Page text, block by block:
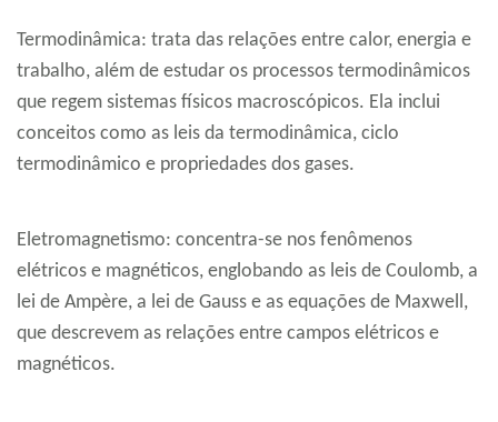
Termodinâmica: trata das relações entre calor, energia e
trabalho, além de estudar os processos termodinâmicos
que regem sistemas físicos macroscópicos. Ela inclui
conceitos como as leis da termodinâmica, ciclo
termodinâmico e propriedades dos gases.
Eletromagnetismo: concentra-se nos fenômenos
elétricos e magnéticos, englobando as leis de Coulomb, a
lei de Ampère, a lei de Gauss e as equações de Maxwell,
que descrevem as relações entre campos elétricos e
magnéticos.